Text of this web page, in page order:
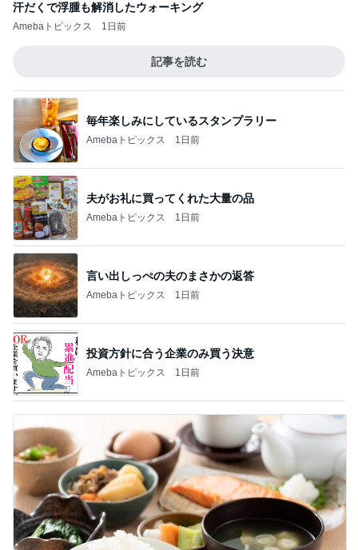
汗だくで浮腫も解消したウォーキング
Amebaトピックス 1日前
記事を読む
毎年楽しみにしているスタンプラリー
Amebaトピックス 1日前
夫がお礼に買ってくれた大量の品
Amebaトピックス 1日前
言い出しっぺの夫のまさかの返答
Amebaトピックス 1日前
投資方針に合う企業のみ買う決意
Amebaトピックス 1日前